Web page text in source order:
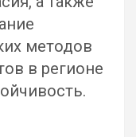
методов
в регионе